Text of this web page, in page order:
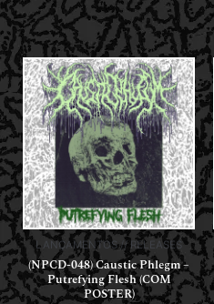
LANÇAMENTOS // RELEASES
(NPCD-048) Caustic Phlegm –
Putrefying Flesh (COM
POSTER)